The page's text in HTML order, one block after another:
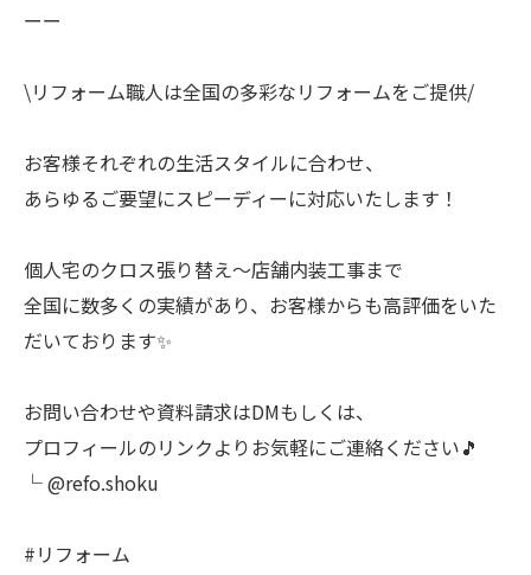
ーー
\リフォーム職人は全国の多彩なリフォームをご提供/
お客様それぞれの生活スタイルに合わせ、
あらゆるご要望にスピーディーに対応いたします！
個人宅のクロス張り替え〜店舗内装工事まで
全国に数多くの実績があり、お客様からも高評価をいた
だいております✨
お問い合わせや資料請求はDMもしくは、
プロフィールのリンクよりお気軽にご連絡ください🎵
└ @refo.shoku
#リフォーム